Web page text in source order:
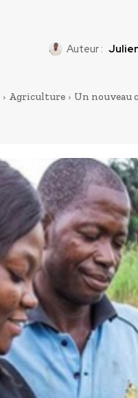
Auteur :
Agriculture Un nouveau